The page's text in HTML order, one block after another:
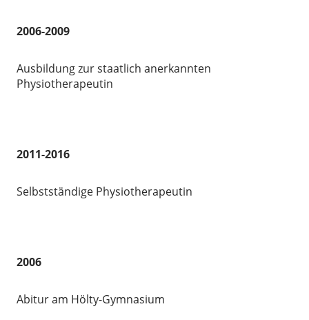
2006-2009
Ausbildung zur staatlich anerkannten
Physiotherapeutin
2011-2016
Selbstständige Physiotherapeutin
2006
Abitur am Hölty-Gymnasium